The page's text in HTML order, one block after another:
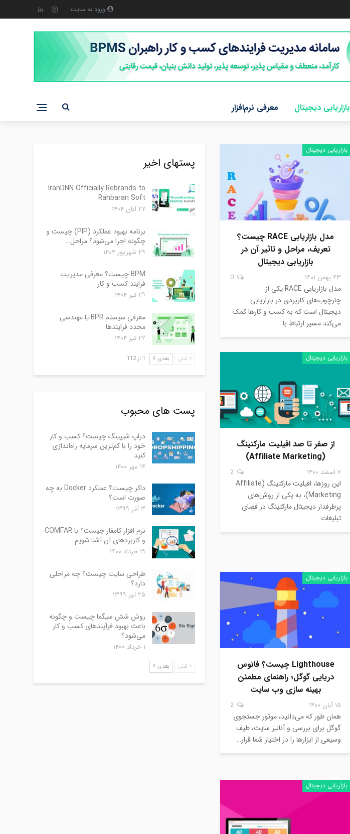
ورود به سایت
بازاریابی دیجیتال معرفی نرم‌افزار
بازاریابی دیجیتال
مدل بازاریابی RACE چیست؟
تعریف، مراحل و تاثیر آن در
بازاریابی دیجیتال
۲۳ بهمن ۱۴۰۱
مدل بازاریابی RACE یکی از
چارچوب‌های کاربردی در بازاریابی
دیجیتال است که به کسب ‌و کارها کمک
می‌کند مسیر ارتباط با…
بازاریابی دیجیتال
از صفر تا صد افیلیت مارکتینگ
(Affiliate Marketing)
۷ اسفند ۱۴۰۰
این روزها، افیلیت مارکتینگ (Affiliate
Marketing)، به یکی از روش‌های
پرطرفدار دیجیتال مارکتینگ در فضای
تبلیغات…
بازاریابی دیجیتال
Lighthouse چیست؟ فانوس
دریایی گوگل؛ راهنمای مطمئن
بهینه سازی وب سایت
۱۵ آبان ۱۴۰۰
همان طور که می‌دانید، موتور جستجوی
گوگل برای بررسی و آنالیز سایت، طیف
وسیعی از ابزارها را در اختیار شما قرار…
بازاریابی دیجیتال
پستهای اخیر
IranDNN Officially Rebrands to
Rahbaran Soft
۲۷ آبان ۱۴۰۴
برنامه بهبود عملکرد (PIP) چیست و
چگونه اجرا می‌شود؟ مراحل…
۲۹ شهریور ۱۴۰۴
BPM چیست؟ معرفی مدیریت
فرایند کسب و کار
۲۹ تیر ۱۴۰۴
معرفی سیستم BPR یا مهندسی
مجدد فرایندها
۲۲ تیر ۱۴۰۴
قبلی بعدی 1 از 112
پست های محبوب
دراپ شیپینگ چیست؟ کسب و کار
خود را با کم‌ترین سرمایه راه‌اندازی
کنید
۱۴ مهر ۱۴۰۰
داکر چیست؟ عملکرد Docker به چه
صورت است؟
۳ آذر ۱۳۹۹
نرم افزار کامفار چیست؟ با COMFAR
و کاربردهای آن آشنا شویم
۱۹ خرداد ۱۴۰۰
طراحی سایت چیست؟ چه مراحلی
دارد؟
۲۵ تیر ۱۳۹۹
روش شش سیگما چیست و چگونه
باعث بهبود فرآیندهای کسب و کار
می‌شود؟
۱ خرداد ۱۴۰۰
قبلی بعدی